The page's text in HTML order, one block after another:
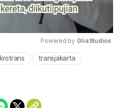
Mute
Powered by GliaStudios
transjakarta